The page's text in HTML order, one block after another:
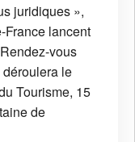
juridiques »,
France lancent
vous
déroulera le
Tourisme, 15
de